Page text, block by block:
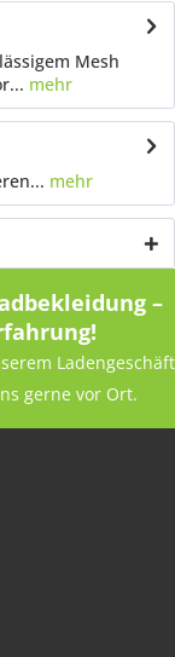
Mesh
mehr
mehr
–
Ladengeschäft
gerne vor Ort.